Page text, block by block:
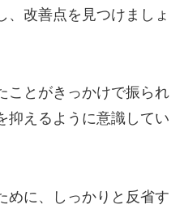
、改善点を見つけましょ
ことがきっかけで振られ
抑えるように意識してい
めに、しっかりと反省す